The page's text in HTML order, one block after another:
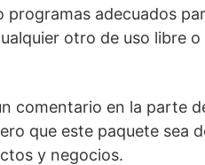
adecuados
otro de uso libre o
comentario en la parte
que este paquete sea
y negocios.